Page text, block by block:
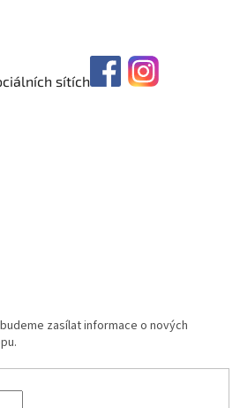
sítích
zasílat informace o nových